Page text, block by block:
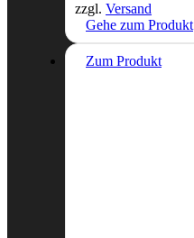
zzgl. Versand
Gehe zum Produkt
Zum Produkt